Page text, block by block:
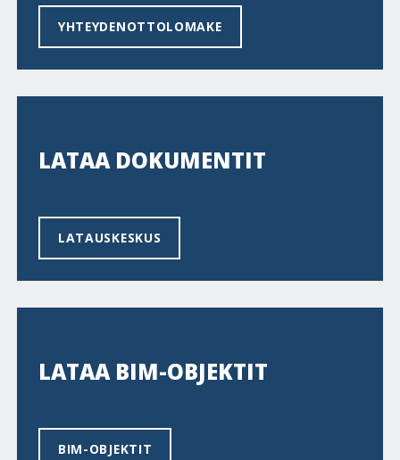
YHTEYDENOTTOLOMAKE
LATAA DOKUMENTIT
LATAUSKESKUS
LATAA BIM-OBJEKTIT
BIM-OBJEKTIT